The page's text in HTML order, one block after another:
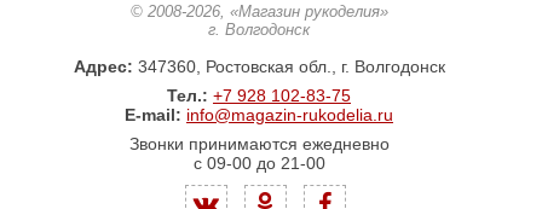
© 2008-2026, «Магазин рукоделия»
г. Волгодонск
Адрес: 347360, Ростовская обл., г. Волгодонск
Тел.: +7 928 102-83-75
E-mail: info@magazin-rukodelia.ru
Звонки принимаются ежедневно
с 09-00 до 21-00